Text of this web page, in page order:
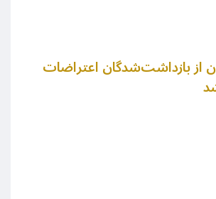
از بازداشت‌شدگان اعتراضات